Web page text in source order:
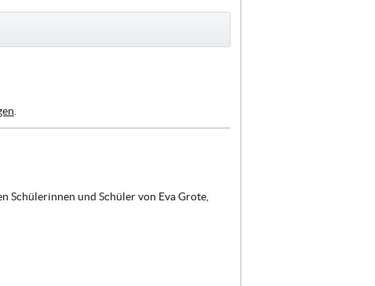
.
Schülerinnen und Schüler von Eva Grote,